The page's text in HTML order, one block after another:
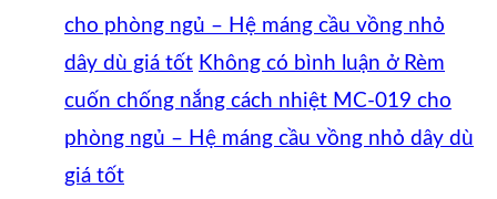
cho phòng ngủ – Hệ máng cầu vồng nhỏ
dây dù giá tốt Không có bình luận ở Rèm
cuốn chống nắng cách nhiệt MC-019 cho
phòng ngủ – Hệ máng cầu vồng nhỏ dây dù
giá tốt